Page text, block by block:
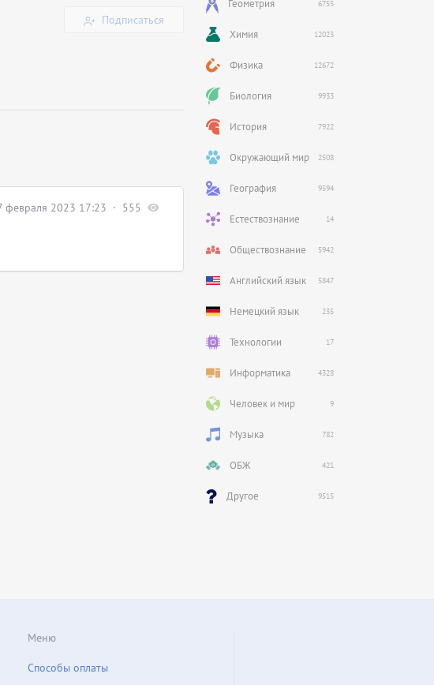
Подписаться
февраля 2023 17:23 555
Геометрия 6755
Химия 12023
Физика 12672
Биология 9933
История 7922
Окружающий мир 2508
География 9594
Естествознание 14
Обществознание 5942
Английский язык 5847
Немецкий язык 235
Технологии 17
Информатика 4328
Человек и мир 9
Музыка 782
ОБЖ 421
Другое 9515
Меню
Способы оплаты